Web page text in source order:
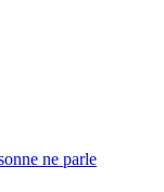
ne parle